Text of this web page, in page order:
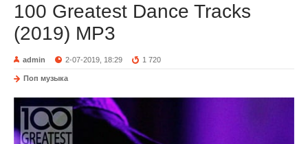
100 Greatest Dance Tracks
(2019) MP3
admin 2-07-2019, 18:29 1 720
Поп музыка